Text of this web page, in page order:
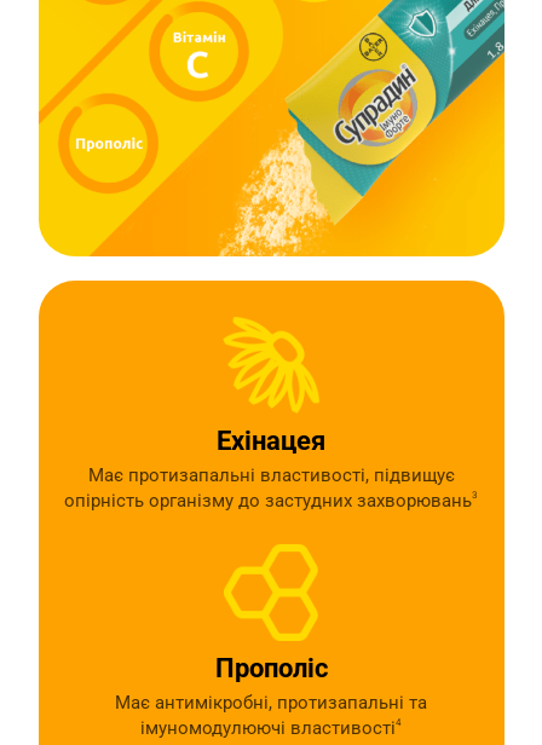
Ехінацея
Має протизапальні властивості, підвищує
опірність організму до застудних захворювань3
Прополіс
Має антимікробні, протизапальні та
імуномодулюючі властивості4